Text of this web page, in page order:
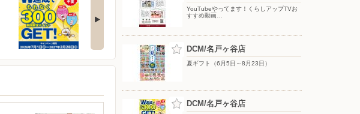
く300期間限定マ…
【キャンペーン対象】 ・キ
ャンペーン期間中に…
ンスに！夏のわく…
YouTubeやってます！くらしアップTVお
すすめ動画…
DCM/名戸ヶ谷店
夏ギフト（6月5日～8月23日）
DCM/名戸ヶ谷店